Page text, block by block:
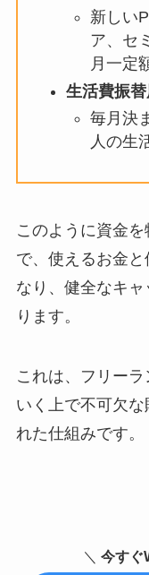
新しい
ア、セ
月一定
生活費振
毎月決
人の生
このように資金
で、使えるお金
なり、健全なキ
ります。
これは、フリー
いく上で不可欠
れた仕組みです。
＼ 今すぐ